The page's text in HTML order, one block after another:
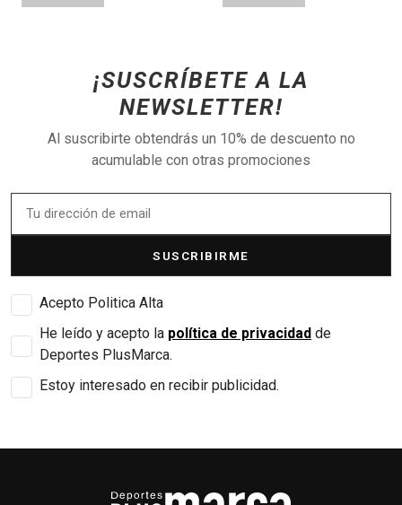
¡SUSCRÍBETE A LA
NEWSLETTER!
Al suscribirte obtendrás un 10% de descuento no
acumulable con otras promociones
SUSCRIBIRME
Acepto Politica Alta
He leído y acepto la política de privacidad de
Deportes PlusMarca.
Estoy interesado en recibir publicidad.